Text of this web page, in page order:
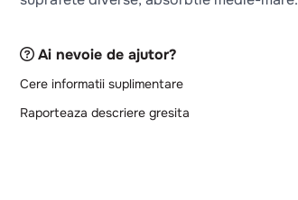
Ai nevoie de ajutor?
Cere informatii suplimentare
Raporteaza descriere gresita